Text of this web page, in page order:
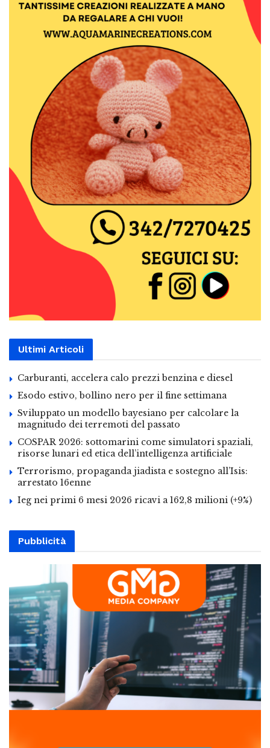
Ultimi Articoli
Carburanti, accelera calo prezzi benzina e diesel
Esodo estivo, bollino nero per il fine settimana
Sviluppato un modello bayesiano per calcolare la
magnitudo dei terremoti del passato
COSPAR 2026: sottomarini come simulatori spaziali,
risorse lunari ed etica dell’intelligenza artificiale
Terrorismo, propaganda jiadista e sostegno all’Isis:
arrestato 16enne
Ieg nei primi 6 mesi 2026 ricavi a 162,8 milioni (+9%)
Pubblicità